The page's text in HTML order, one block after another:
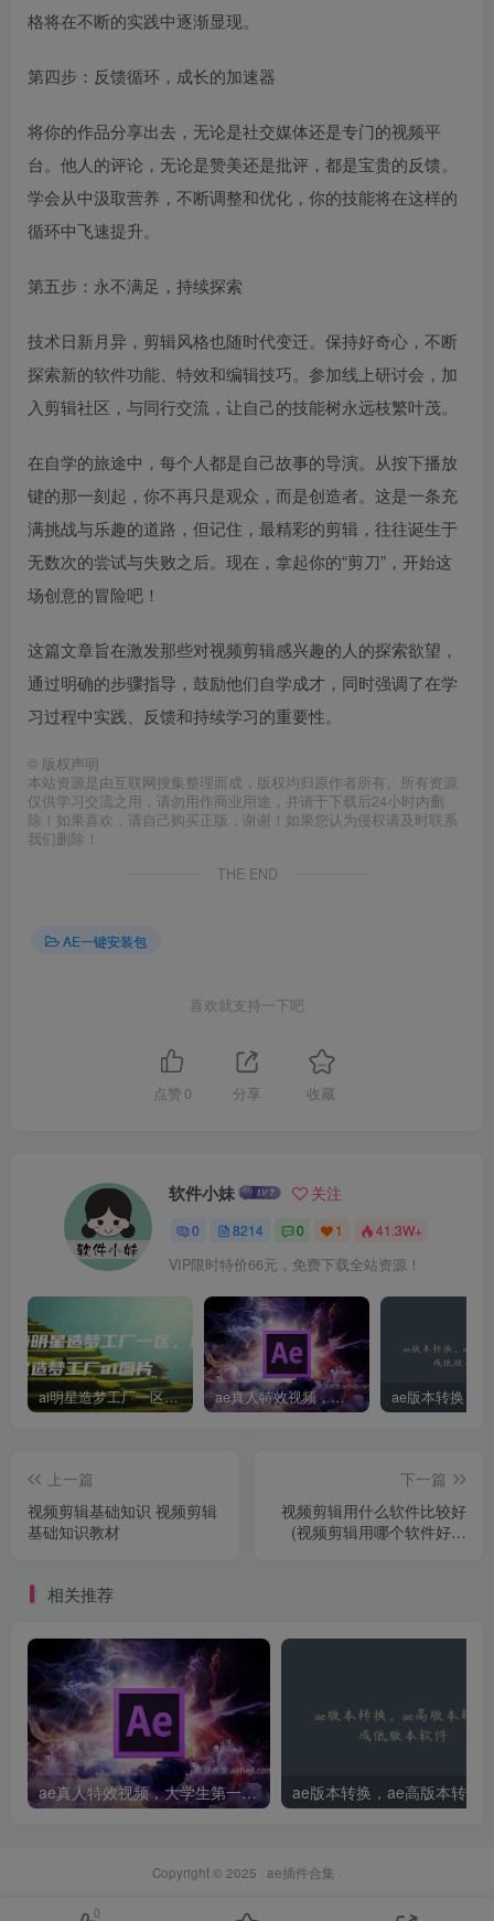
格将在不断的实践中逐渐显现。
第四步：反馈循环，成长的加速器
将你的作品分享出去，无论是社交媒体还是专门的视频平
台。他人的评论，无论是赞美还是批评，都是宝贵的反馈。
学会从中汲取营养，不断调整和优化，你的技能将在这样的
循环中飞速提升。
第五步：永不满足，持续探索
技术日新月异，剪辑风格也随时代变迁。保持好奇心，不断
探索新的软件功能、特效和编辑技巧。参加线上研讨会，加
入剪辑社区，与同行交流，让自己的技能树永远枝繁叶茂。
在自学的旅途中，每个人都是自己故事的导演。从按下播放
键的那一刻起，你不再只是观众，而是创造者。这是一条充
满挑战与乐趣的道路，但记住，最精彩的剪辑，往往诞生于
无数次的尝试与失败之后。现在，拿起你的“剪刀”，开始这
场创意的冒险吧！
这篇文章旨在激发那些对视频剪辑感兴趣的人的探索欲望，
通过明确的步骤指导，鼓励他们自学成才，同时强调了在学
习过程中实践、反馈和持续学习的重要性。
© 版权声明
本站资源是由互联网搜集整理而成，版权均归原作者所有。所有资源
仅供学习交流之用，请勿用作商业用途，并请于下载后24小时内删
除！如果喜欢，请自己购买正版，谢谢！如果您认为侵权请及时联系
我们删除！
THE END
AE一键安装包
喜欢就支持一下吧
点赞 0 分享 收藏
软件小妹 关注
0 8214 0 1 41.3W+
VIP限时特价66元，免费下载全站资源！
ai明星造梦工厂一区，明星造梦工厂ai图片 ae真人特效视频，大学生第一次做ppt怎么做
上一篇
视频剪辑基础知识 视频剪辑
基础知识教材
下一篇
视频剪辑用什么软件比较好
(视频剪辑用哪个软件好一
相关推荐
ae真人特效视频，大学生第一次做ppt怎么做
Copyright © 2025 · ae插件合集 ·
0